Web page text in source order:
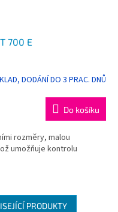
700 E
DODÁNÍ DO 3 PRAC. DNŮ
Do košíku
rozměry, malou
umožňuje kontrolu
PRODUKTY